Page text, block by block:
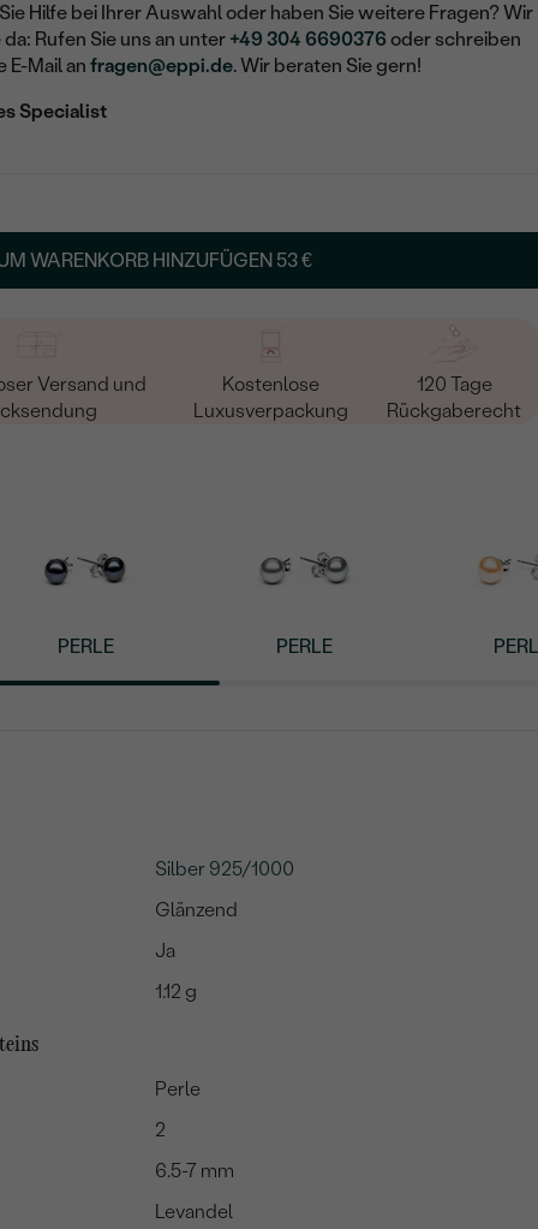
Hilfe bei Ihrer Auswahl oder haben Sie weitere Fragen? Wir
Rufen Sie uns an unter +49 304 6690376 oder schreiben
E-Mail anfragen@eppi.de. Wir beraten Sie gern!
Specialist
WARENKORB HINZUFÜGEN 53 €
Versand und
Kostenlose
Luxusverpackung
120 Tage
Rückgaberecht
PERLE PERLE
Silber 925/1000
Glänzend
Ja
1.12 g
Perle
2
6.5-7 mm
Levandel